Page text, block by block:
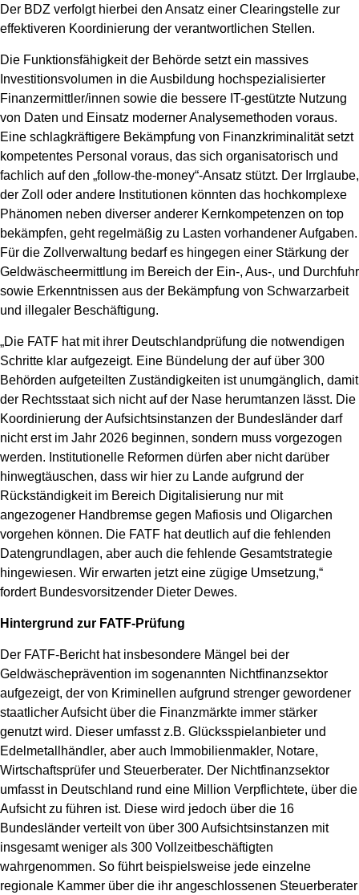
Der BDZ verfolgt hierbei den Ansatz einer Clearingstelle zur
effektiveren Koordinierung der verantwortlichen Stellen.
Die Funktionsfähigkeit der Behörde setzt ein massives
Investitionsvolumen in die Ausbildung hochspezialisierter
Finanzermittler/innen sowie die bessere IT-gestützte Nutzung
von Daten und Einsatz moderner Analysemethoden voraus.
Eine schlagkräftigere Bekämpfung von Finanzkriminalität setzt
kompetentes Personal voraus, das sich organisatorisch und
fachlich auf den „follow-the-money“-Ansatz stützt. Der Irrglaube,
der Zoll oder andere Institutionen könnten das hochkomplexe
Phänomen neben diverser anderer Kernkompetenzen on top
bekämpfen, geht regelmäßig zu Lasten vorhandener Aufgaben.
Für die Zollverwaltung bedarf es hingegen einer Stärkung der
Geldwäscheermittlung im Bereich der Ein-, Aus-, und Durchfuhr
sowie Erkenntnissen aus der Bekämpfung von Schwarzarbeit
und illegaler Beschäftigung.
„Die FATF hat mit ihrer Deutschlandprüfung die notwendigen
Schritte klar aufgezeigt. Eine Bündelung der auf über 300
Behörden aufgeteilten Zuständigkeiten ist unumgänglich, damit
der Rechtsstaat sich nicht auf der Nase herumtanzen lässt. Die
Koordinierung der Aufsichtsinstanzen der Bundesländer darf
nicht erst im Jahr 2026 beginnen, sondern muss vorgezogen
werden. Institutionelle Reformen dürfen aber nicht darüber
hinwegtäuschen, dass wir hier zu Lande aufgrund der
Rückständigkeit im Bereich Digitalisierung nur mit
angezogener Handbremse gegen Mafiosis und Oligarchen
vorgehen können. Die FATF hat deutlich auf die fehlenden
Datengrundlagen, aber auch die fehlende Gesamtstrategie
hingewiesen. Wir erwarten jetzt eine zügige Umsetzung,“
fordert Bundesvorsitzender Dieter Dewes.
Hintergrund zur FATF-Prüfung
Der FATF-Bericht hat insbesondere Mängel bei der
Geldwäscheprävention im sogenannten Nichtfinanzsektor
aufgezeigt, der von Kriminellen aufgrund strenger gewordener
staatlicher Aufsicht über die Finanzmärkte immer stärker
genutzt wird. Dieser umfasst z.B. Glücksspielanbieter und
Edelmetallhändler, aber auch Immobilienmakler, Notare,
Wirtschaftsprüfer und Steuerberater. Der Nichtfinanzsektor
umfasst in Deutschland rund eine Million Verpflichtete, über die
Aufsicht zu führen ist. Diese wird jedoch über die 16
Bundesländer verteilt von über 300 Aufsichtsinstanzen mit
insgesamt weniger als 300 Vollzeitbeschäftigten
wahrgenommen. So führt beispielsweise jede einzelne
regionale Kammer über die ihr angeschlossenen Steuerberater